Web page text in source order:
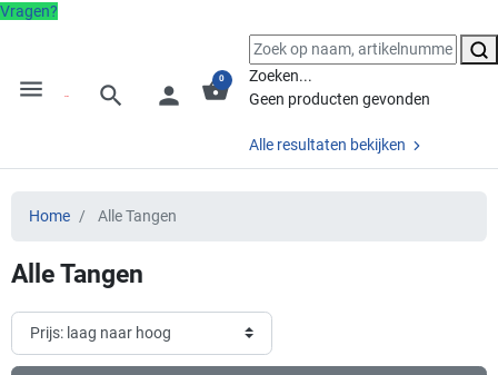
Vragen?
menu search person shopping_basket
0
Zoeken...
Geen producten gevonden
Alle resultaten bekijken
Home Alle Tangen
Alle Tangen